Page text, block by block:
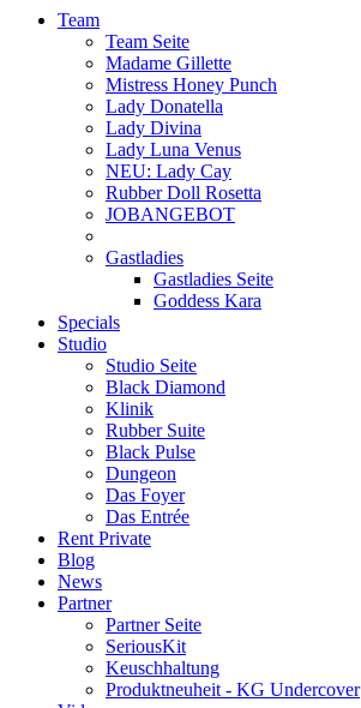
Team
Team Seite
Madame Gillette
Mistress Honey Punch
Lady Donatella
Lady Divina
Lady Luna Venus
NEU: Lady Cay
Rubber Doll Rosetta
JOBANGEBOT
Gastladies
Gastladies Seite
Goddess Kara
Specials
Studio
Studio Seite
Black Diamond
Klinik
Rubber Suite
Black Pulse
Dungeon
Das Foyer
Das Entrée
Rent Private
Blog
News
Partner
Partner Seite
SeriousKit
Keuschhaltung
Produktneuheit - KG Undercover